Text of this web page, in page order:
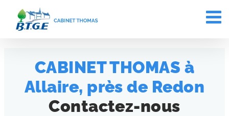
Passer
contenu
CABINET THOMAS à
Allaire, près de Redon
Contactez-nous